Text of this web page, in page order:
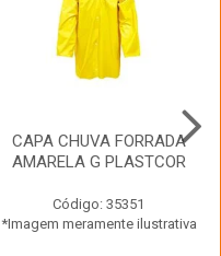
CAPA CHUVA FORRADA
AMARELA G PLASTCOR
Código: 35351
*Imagem meramente ilustrativa